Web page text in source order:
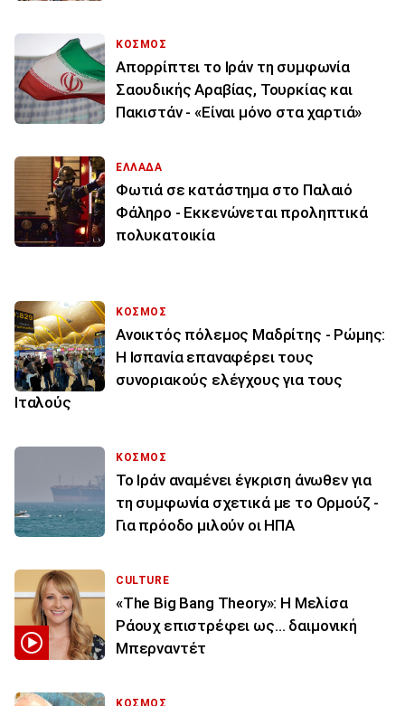
ΚΟΣΜΟΣ
Απορρίπτει το Ιράν τη συμφωνία
Σαουδικής Αραβίας, Τουρκίας και
Πακιστάν - «Είναι μόνο στα χαρτιά»
ΕΛΛΑΔΑ
Φωτιά σε κατάστημα στο Παλαιό
Φάληρο - Εκκενώνεται προληπτικά
πολυκατοικία
ΚΟΣΜΟΣ
Ανοικτός πόλεμος Μαδρίτης - Ρώμης:
Η Ισπανία επαναφέρει τους
συνοριακούς ελέγχους για τους
Ιταλούς
ΚΟΣΜΟΣ
Το Ιράν αναμένει έγκριση άνωθεν για
τη συμφωνία σχετικά με το Ορμούζ -
Για πρόοδο μιλούν οι ΗΠΑ
CULTURE
«The Big Bang Theory»: Η Μελίσα
Ράουχ επιστρέφει ως… δαιμονική
Μπερναντέτ
ΚΟΣΜΟΣ